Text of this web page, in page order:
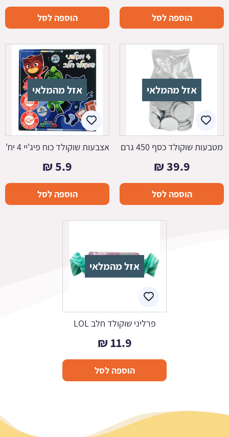
הוספה לסל הוספה לסל
אזל מהמלאי
מטבעות שוקולד כסף 450 גרם
39.9
₪
הוספה לסל
אזל מהמלאי
אצבעות שוקולד כוח פיג'יי 4 יח'
5.9
₪
הוספה לסל
אזל מהמלאי
פרליני שוקולד חלב LOL
11.9
₪
הוספה לסל